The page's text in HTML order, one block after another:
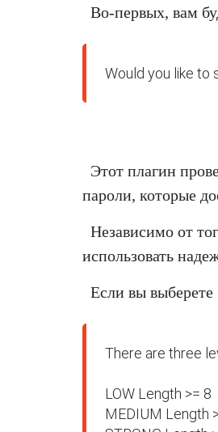
Во-первых, вам
Would you like to
Этот плагин
пароли, которые
Независимо от
использовать
Если вы выберете
There are three
LOW Length >= 8
MEDIUM Length